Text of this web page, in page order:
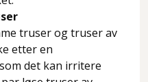
truser og truser av
etter en
det kan irritere